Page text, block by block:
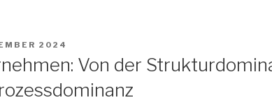
2024
Von der